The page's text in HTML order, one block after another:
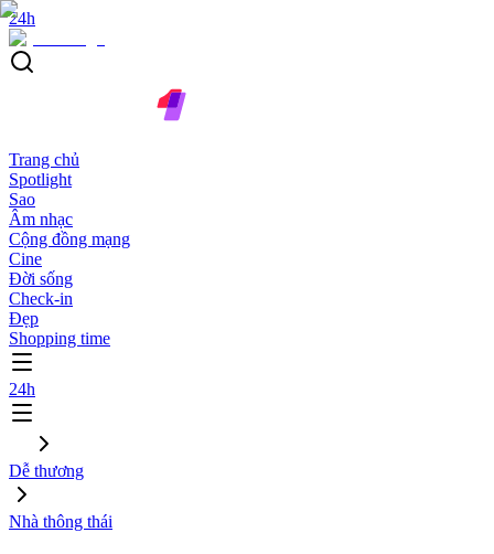
24h
Trang chủ
Spotlight
Sao
Âm nhạc
Cộng đồng mạng
Cine
Đời sống
Check-in
Đẹp
Shopping time
24h
Dễ thương
Nhà thông thái